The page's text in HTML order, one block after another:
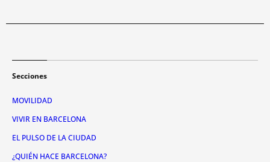
Secciones
MOVILIDAD
VIVIR EN BARCELONA
EL PULSO DE LA CIUDAD
¿QUIÉN HACE BARCELONA?